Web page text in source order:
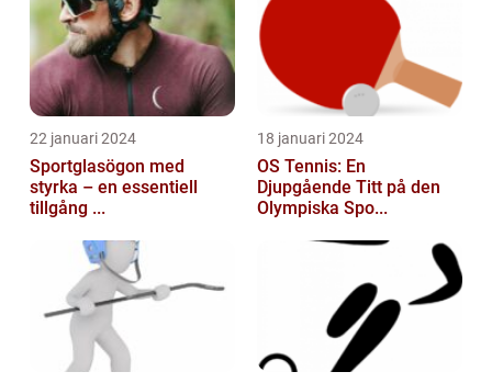
22 januari 2024
Sportglasögon med
styrka – en essentiell
tillgång ...
18 januari 2024
OS Tennis: En
Djupgående Titt på den
Olympiska Spo...